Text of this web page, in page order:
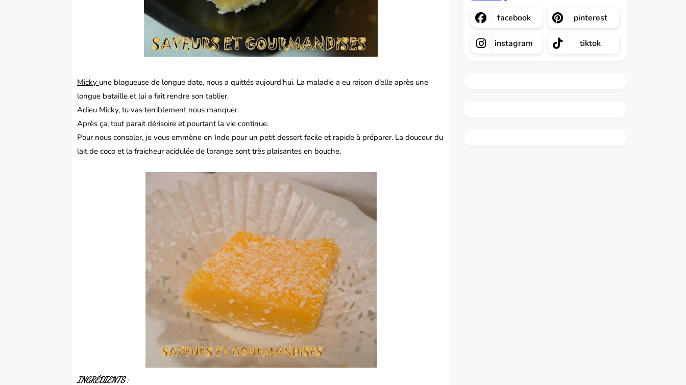
Micky une blogueuse de longue date, nous a quittés aujourd’hui. La maladie a eu raison d’elle après une
longue bataille et lui a fait rendre son tablier.
Adieu Micky, tu vas terriblement nous manquer.
Après ça, tout parait dérisoire et pourtant la vie continue.
Pour nous consoler, je vous emmène en Inde pour un petit dessert facile et rapide à préparer. La douceur du
lait de coco et la fraicheur acidulée de l’orange sont très plaisantes en bouche.
INGRÉDIENTS :
facebook pinterest
instagram tiktok